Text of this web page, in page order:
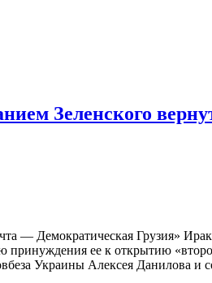
Зеленского
— Демократическая Грузия»
ее к открытию
Украины Алексея Данилова и